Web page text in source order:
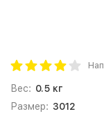
Вес: 0.5 кг
Размер: 3012